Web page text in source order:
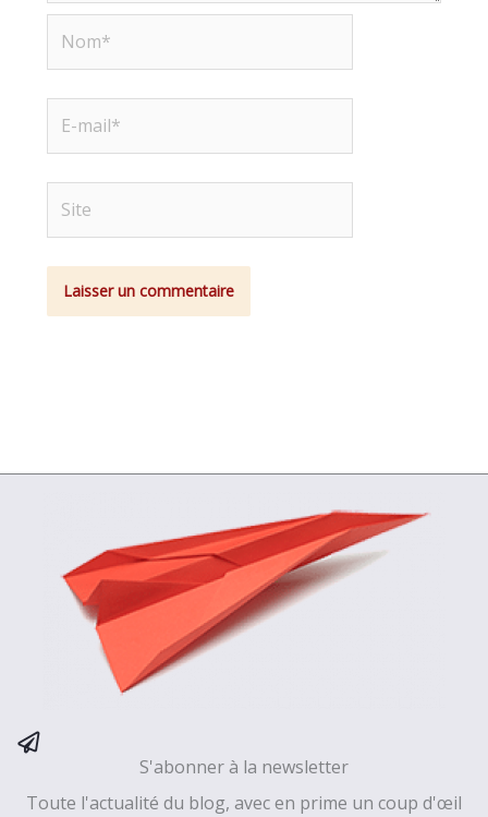
mail*
S'abonner à la newsletter
Toute l'actualité du blog, avec en prime un coup d'œil